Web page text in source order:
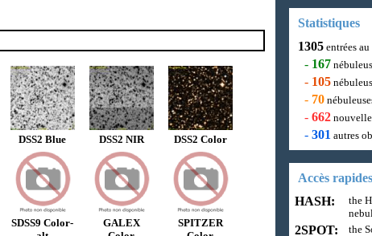
DSS2 Blue DSS2 NIR DSS2 Color
SDSS9 Color-
GALEX
SPITZER
Statistiques
1305 entrées
- 167
- 105
- 70
- 662
- 301 autres
Accès rapides
HASH:
the
2SPOT:
the